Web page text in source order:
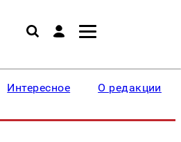
Интересное О редакции